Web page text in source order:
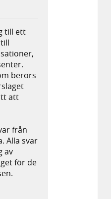
till ett
berörs
att
från
Alla svar
av
för de